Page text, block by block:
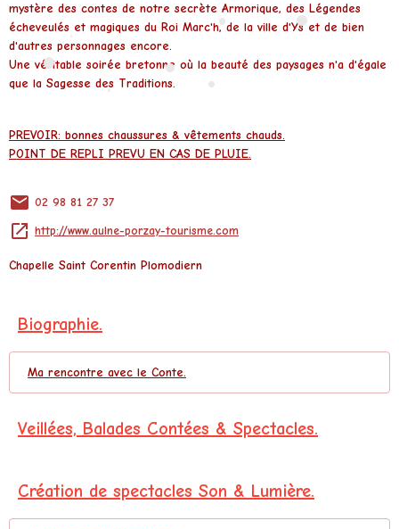
mystère des contes de notre secrète Armorique, des Légendes
écheveulés et magiques du Roi Marc'h, de la ville d'Ys et de bien
d'autres personnages encore.
Une véritable soirée bretonne où la beauté des paysages n'a d'égale
que la Sagesse des Traditions.
PREVOIR: bonnes chaussures & vêtements chauds.
POINT DE REPLI PREVU EN CAS DE PLUIE.
02 98 81 27 37
http://www.aulne-porzay-tourisme.com
Chapelle Saint Corentin Plomodiern
Biographie.
Ma rencontre avec le Conte.
Veillées, Balades Contées & Spectacles.
Création de spectacles Son & Lumière.
• •
•
•
•